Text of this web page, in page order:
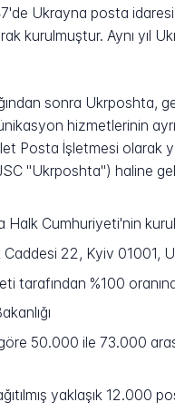
Ukrayna posta
kurulmuştur. Aynı yıl
sonra
hizmetlerinin
Posta İşletmesi olarak
"Ukrposhta") haline
Halk Cumhuriyeti'nin
22, Kyiv 01001,
tarafından %100
50.000 ile 73.000
yaklaşık 12.000